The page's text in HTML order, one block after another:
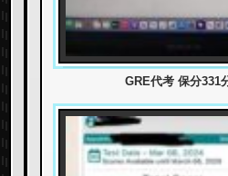
GRE代考 保分331